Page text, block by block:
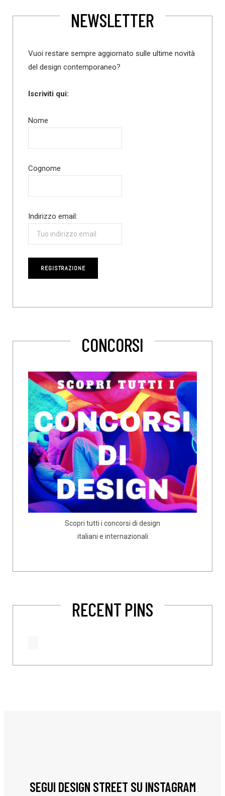
NEWSLETTER
Vuoi restare sempre aggiornato sulle ultime novità
del design contemporaneo?
Iscriviti qui:
Nome
Cognome
Indirizzo email:
CONCORSI
Scopri tutti i concorsi di design
italiani e internazionali
RECENT PINS
SEGUI DESIGN STREET SU INSTAGRAM